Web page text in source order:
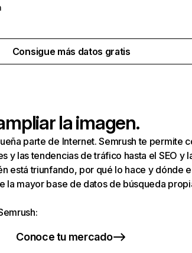
Consigue más datos gratis
la imagen.
parte de Internet. Semrush te permite
y las tendencias de tráfico hasta el SEO y
está triunfando, por qué lo hace y dónde
la mayor base de datos de búsqueda
Conoce tu mercado